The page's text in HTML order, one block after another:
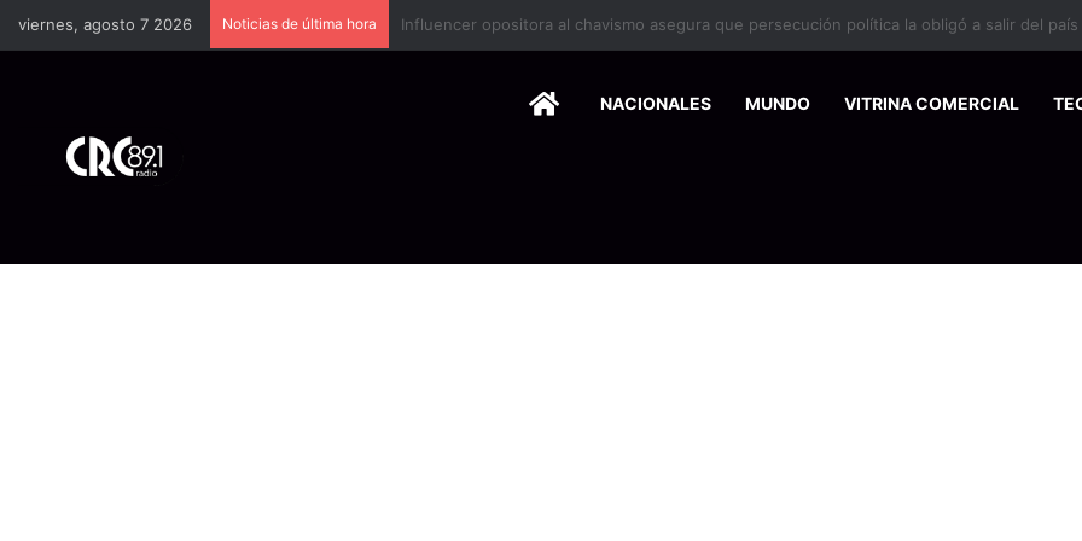
viernes, agosto 7 2026 Noticias de última hora Industria plástica se suma a la economía circular
HOMENACIONALES MUNDO VITRINA COMERCIAL